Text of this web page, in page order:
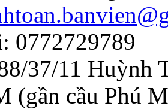
0772729789
37/11 Huỳnh
(gần cầu Phú